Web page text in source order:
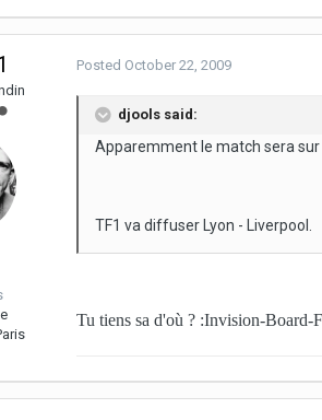
Posted October 22, 2009
djools said:
Apparemment le match sera sur
TF1 va diffuser Lyon - Liverpool.
Tu tiens sa d'où ? :Invision-Board-